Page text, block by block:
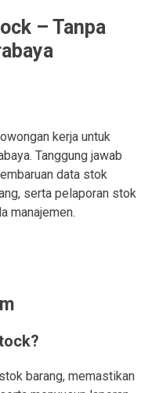
– Tanpa
kerja untuk
Tanggung jawab
data stok
serta pelaporan stok
manajemen.
barang, memastikan